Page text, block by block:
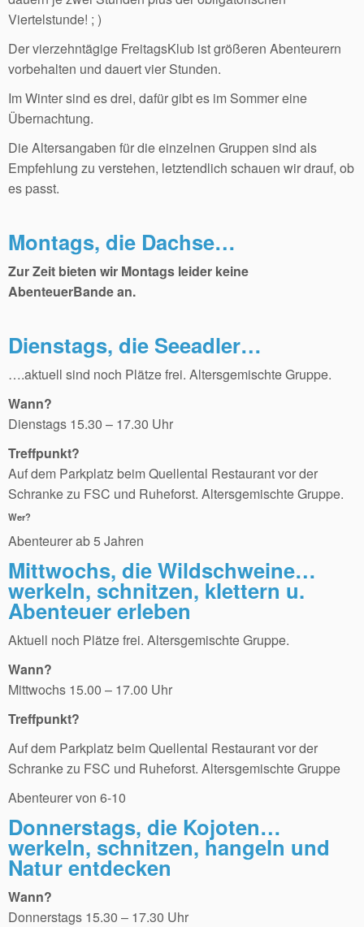
Viertelstunde! ; )
Der vierzehntägige FreitagsKlub ist größeren Abenteurern
vorbehalten und dauert vier Stunden.
Im Winter sind es drei, dafür gibt es im Sommer eine
Übernachtung.
Die Altersangaben für die einzelnen Gruppen sind als
Empfehlung zu verstehen, letztendlich schauen wir drauf, ob
es passt.
Montags, die Dachse…
Zur Zeit bieten wir Montags leider keine
AbenteuerBande an.
Dienstags, die Seeadler…
….aktuell sind noch Plätze frei. Altersgemischte Gruppe.
Wann?
Dienstags 15.30 – 17.30 Uhr
Treffpunkt?
Auf dem Parkplatz beim Quellental Restaurant vor der
Schranke zu FSC und Ruheforst. Altersgemischte Gruppe.
Wer?
Abenteurer ab 5 Jahren
Mittwochs, die Wildschweine…
werkeln, schnitzen, klettern u.
Abenteuer erleben
Aktuell noch Plätze frei. Altersgemischte Gruppe.
Wann?
Mittwochs 15.00 – 17.00 Uhr
Treffpunkt?
Auf dem Parkplatz beim Quellental Restaurant vor der
Schranke zu FSC und Ruheforst. Altersgemischte Gruppe
Abenteurer von 6-10
Donnerstags, die Kojoten…
werkeln, schnitzen, hangeln und
Natur entdecken
Wann?
Donnerstags 15.30 – 17.30 Uhr